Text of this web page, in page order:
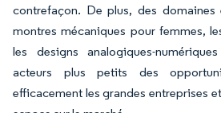
contrefaçon. De plus, des domaines
montres mécaniques pour femmes,
les designs analogiques-
acteurs plus petits des
efficacement les grandes entreprises